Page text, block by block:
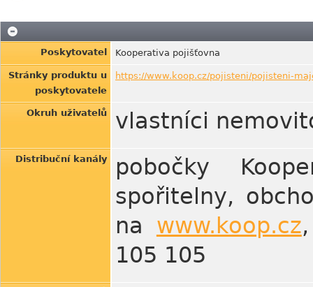
Poskytovatel Kooperativa pojišťovna
Stránky produktu u
poskytovatele
https://www.koop.cz/pojisteni/pojisteni-
Okruh uživatelů vlastníci
Distribuční kanály
pobočky
spořitelny,
na www.koop.cz
105 105